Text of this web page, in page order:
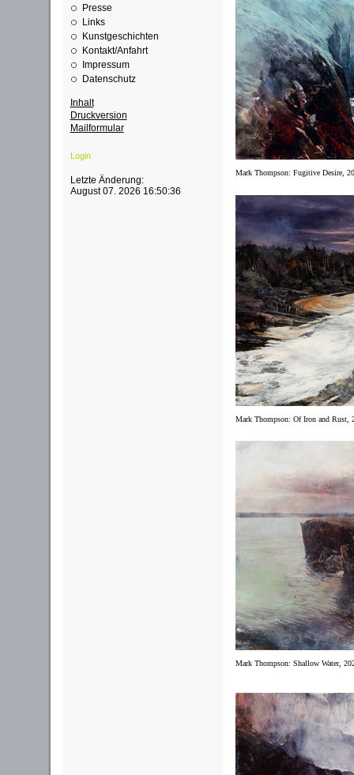
Presse
Links
Kunstgeschichten
Kontakt/Anfahrt
Impressum
Datenschutz
Inhalt
Druckversion
Mailformular
Login
Letzte Änderung:
August 07. 2026 16:50:36
Mark Thompson: Fugitive Desire,
Mark Thompson: Of Iron and Rust,
Mark Thompson: Shallow Water,